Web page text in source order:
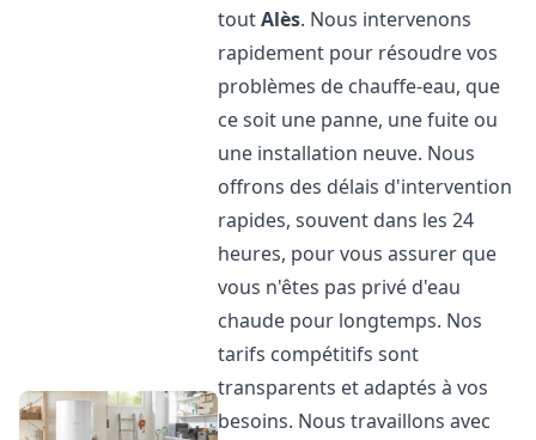
toutAlès. Nous intervenons
rapidement pour résoudre vos
problèmes de chauffe-eau, que
ce soit une panne, une fuite ou
une installation neuve. Nous
offrons des délais d'intervention
rapides, souvent dans les 24
heures, pour vous assurer que
vous n'êtes pas privé d'eau
chaude pour longtemps. Nos
tarifs compétitifs sont
transparents et adaptés à vos
besoins. Nous travaillons avec